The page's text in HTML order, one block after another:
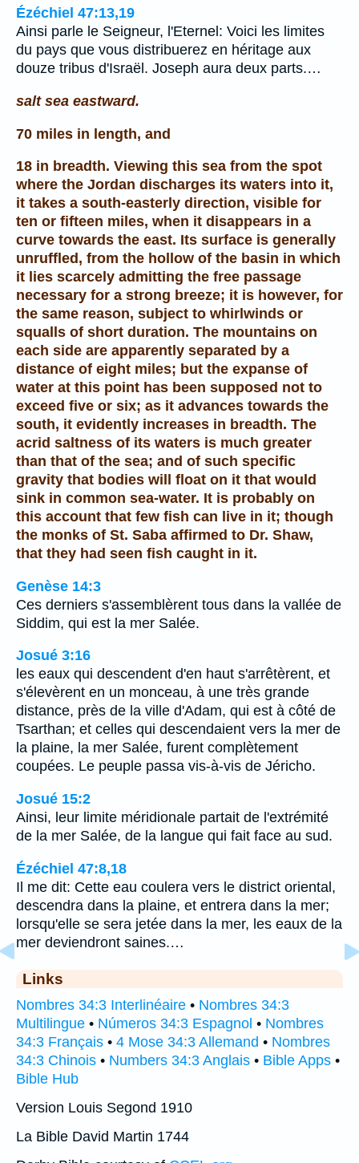
Ézéchiel 47:13,19
Ainsi parle le Seigneur, l'Eternel: Voici les limites
du pays que vous distribuerez en héritage aux
douze tribus d'Israël. Joseph aura deux parts.…
salt sea eastward.
70 miles in length, and
18 in breadth. Viewing this sea from the spot
where the Jordan discharges its waters into it,
it takes a south-easterly direction, visible for
ten or fifteen miles, when it disappears in a
curve towards the east. Its surface is generally
unruffled, from the hollow of the basin in which
it lies scarcely admitting the free passage
necessary for a strong breeze; it is however, for
the same reason, subject to whirlwinds or
squalls of short duration. The mountains on
each side are apparently separated by a
distance of eight miles; but the expanse of
water at this point has been supposed not to
exceed five or six; as it advances towards the
south, it evidently increases in breadth. The
acrid saltness of its waters is much greater
than that of the sea; and of such specific
gravity that bodies will float on it that would
sink in common sea-water. It is probably on
this account that few fish can live in it; though
the monks of St. Saba affirmed to Dr. Shaw,
that they had seen fish caught in it.
Genèse 14:3
Ces derniers s'assemblèrent tous dans la vallée de
Siddim, qui est la mer Salée.
Josué 3:16
les eaux qui descendent d'en haut s'arrêtèrent, et
s'élevèrent en un monceau, à une très grande
distance, près de la ville d'Adam, qui est à côté de
Tsarthan; et celles qui descendaient vers la mer de
la plaine, la mer Salée, furent complètement
coupées. Le peuple passa vis-à-vis de Jéricho.
Josué 15:2
Ainsi, leur limite méridionale partait de l'extrémité
de la mer Salée, de la langue qui fait face au sud.
Ézéchiel 47:8,18
Il me dit: Cette eau coulera vers le district oriental,
descendra dans la plaine, et entrera dans la mer;
lorsqu'elle se sera jetée dans la mer, les eaux de la
mer deviendront saines.…
Links
Nombres 34:3 Interlinéaire • Nombres 34:3
Multilingue • Números 34:3 Espagnol • Nombres
34:3 Français • 4 Mose 34:3 Allemand • Nombres
34:3 Chinois • Numbers 34:3 Anglais • Bible Apps •
Bible Hub
Version Louis Segond 1910
La Bible David Martin 1744